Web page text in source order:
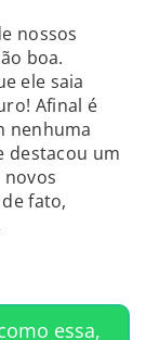
nossos
boa.
ele saia
Afinal é
nenhuma
destacou um
fato,
essa,